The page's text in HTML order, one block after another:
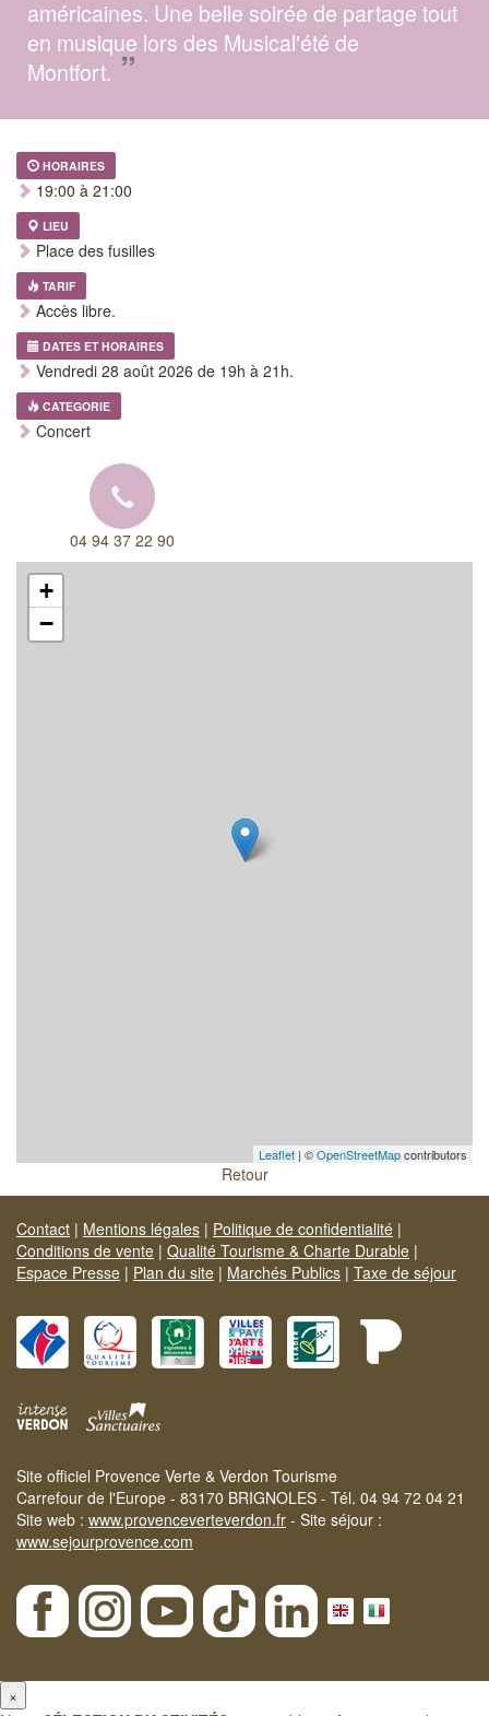
américaines. Une belle soirée de partage tout
en musique lors des Musical'été de
Montfort.”
HORAIRES
19:00 à 21:00
LIEU
Place des fusilles
TARIF
Accès libre.
DATES ET HORAIRES
Vendredi 28 août 2026 de 19h à 21h.
CATEGORIE
Concert
04 94 37 22 90
+
−
Leaflet | ©OpenStreetMapcontributors
Retour
Contact | Mentions légales | Politique de confidentialité |
Conditions de vente | Qualité Tourisme & Charte Durable |
Espace Presse | Plan du site | Marchés Publics | Taxe de séjour
Site officiel Provence Verte & Verdon Tourisme
Carrefour de l'Europe - 83170 BRIGNOLES - Tél. 04 94 72 04 21
Site web : www.provenceverteverdon.fr - Site séjour :
www.sejourprovence.com
×